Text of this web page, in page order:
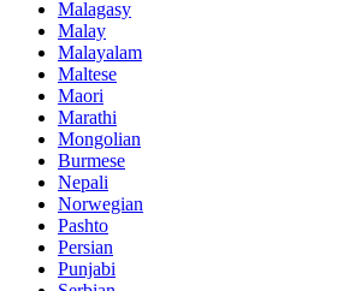
Malagasy
Malay
Malayalam
Maltese
Maori
Marathi
Mongolian
Burmese
Nepali
Norwegian
Pashto
Persian
Punjabi